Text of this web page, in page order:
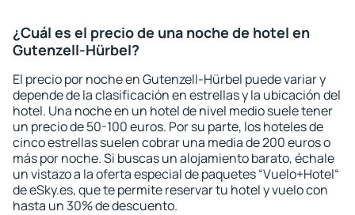
¿Cuál es el precio de una noche de hotel en
Gutenzell-Hürbel?
El precio por noche en Gutenzell-Hürbel puede variar y
depende de la clasificación en estrellas y la ubicación del
hotel. Una noche en un hotel de nivel medio suele tener
un precio de 50-100 euros. Por su parte, los hoteles de
cinco estrellas suelen cobrar una media de 200 euros o
más por noche. Si buscas un alojamiento barato, échale
un vistazo a la oferta especial de paquetes “Vuelo+Hotel“
de eSky.es, que te permite reservar tu hotel y vuelo con
hasta un 30% de descuento.